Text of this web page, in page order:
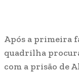
Após a primeira
quadrilha
com a prisão de